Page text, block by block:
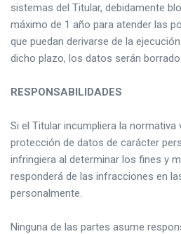
sistemas del Titular, debidamente
máximo de 1 año para atender las
que puedan derivarse de la
dicho plazo, los datos serán
RESPONSABILIDADES
Si el Titular incumpliera la normativa
protección de datos de carácter
infringiera al determinar los fines y
responderá de las infracciones en
personalmente.
Ninguna de las partes asume